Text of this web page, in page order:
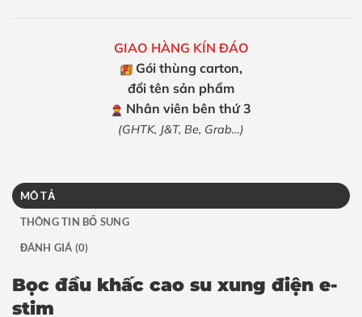
GIAO HÀNG KÍN ĐÁO
Gói thùng carton,
đổi tên sản phẩm
Nhân viên bên thứ 3
(GHTK, J&T, Be, Grab…)
MÔ TẢ
THÔNG TIN BỔ SUNG
ĐÁNH GIÁ (0)
Bọc đầu khấc cao su xung điện e-
stim